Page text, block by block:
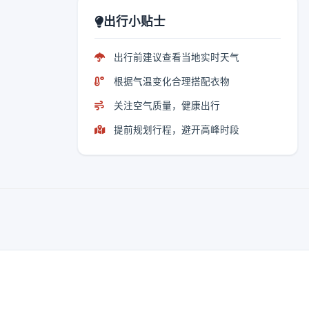
出行小贴士
出行前建议查看当地实时天气
根据气温变化合理搭配衣物
关注空气质量，健康出行
提前规划行程，避开高峰时段